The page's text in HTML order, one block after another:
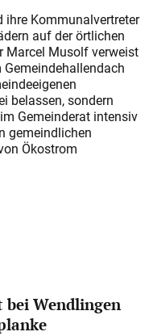
ihre Kommunalvertreter
auf der örtlichen
Marcel Musolf verweist
belassen, sondern
Gemeinderat intensiv
gemeindlichen
Ökostrom
bei Wendlingen